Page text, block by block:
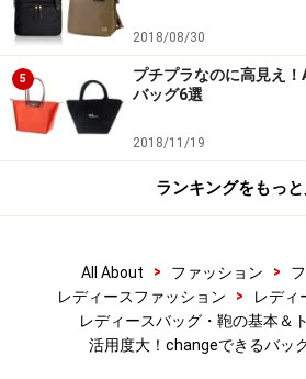
2018/08/30
5
プチプラなのに高見え
バッグ6選
2018/11/19
ランキングをもっ
All About > ファッション >
レディースファッション
> レディ
レディースバッグ・鞄の基本＆
活用度大！changeできるバッ